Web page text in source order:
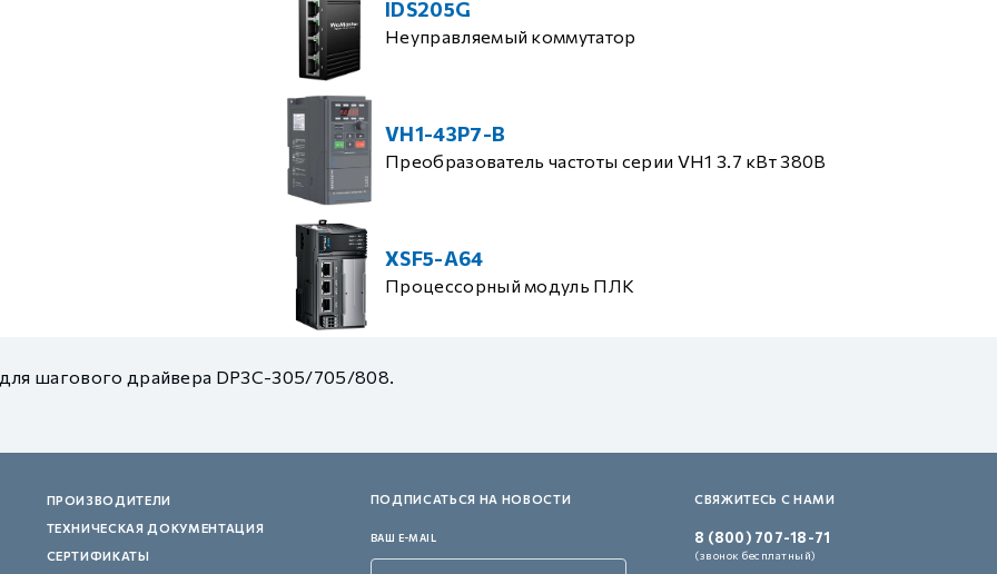
IDS205G
Неуправляемый коммутатор
VH1-43P7-B
Преобразователь частоты серии VH1 3.7 кВт 380В
XSF5-A64
Процессорный модуль ПЛК
шагового драйвера DP3C-305/705/808.
ПРОИЗВОДИТЕЛИ
ТЕХНИЧЕСКАЯ ДОКУМЕНТАЦИЯ
СЕРТИФИКАТЫ
ПОДПИСАТЬСЯ НА НОВОСТИ
ВАШ E-MAIL
СВЯЖИТЕСЬ С НАМИ
8 (800) 707-18-71
(звонок бесплатный)